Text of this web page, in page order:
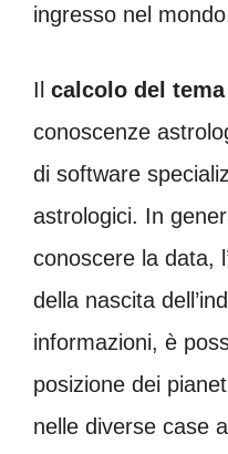
ingresso nel
Il calcolo del
conoscenze
di software
astrologici. In
conoscere la data,
della nascita
informazioni, è
posizione dei
nelle diverse case